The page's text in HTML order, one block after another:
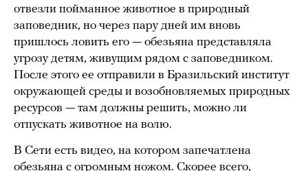
отвезли пойманное животное в природный
заповедник, но через пару дней им вновь
пришлось ловить его — обезьяна представляла
угрозу детям, живущим рядом с заповедником.
После этого ее отправили в Бразильский институт
окружающей среды и возобновляемых природных
ресурсов — там должны решить, можно ли
отпускать животное на волю.
В Сети есть видео, на котором запечатлена
обезьяна с огромным ножом. Скорее всего,